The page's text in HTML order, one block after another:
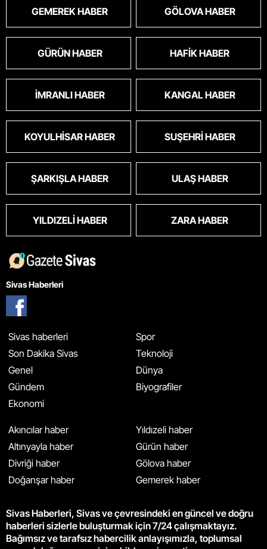
GEMEREK HABER GÖLOVA HABER
GÜRÜN HABER HAFIK HABER
İMRANLI HABER KANGAL HABER
KOYULHISAR HABER SUŞEHRI HABER
ŞARKIŞLA HABER ULAŞ HABER
YILDIZELI HABER ZARA HABER
Sivas Haberleri
Sivas haberleri
Son Dakika Sivas
Genel
Gündem
Ekonomi
Spor
Teknoloji
Dünya
Biyografiler
Akıncılar haber
Altınyayla haber
Divriği haber
Doğanşar haber
Yıldızeli haber
Gürün haber
Gölova haber
Gemerek haber
Sivas Haberleri, Sivas ve çevresindeki en güncel ve doğru
haberleri sizlerle buluşturmak için 7/24 çalışmaktayız.
Bağımsız ve tarafsız habercilik anlayışımızla, toplumsal